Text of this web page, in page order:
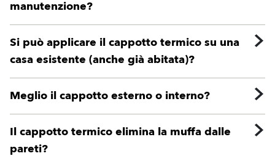
manutenzione?
Si può applicare il cappotto termico su una
casa esistente (anche già abitata)?
Meglio il cappotto esterno o interno?
Il cappotto termico elimina la muffa dalle
pareti?